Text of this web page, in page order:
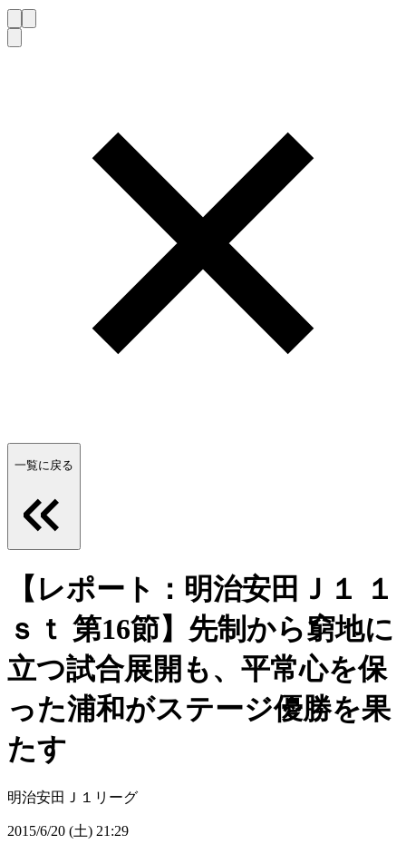
一覧に戻る
【レポート：明治安田Ｊ１ １
ｓｔ 第16節】先制から窮地に
立つ試合展開も、平常心を保
った浦和がステージ優勝を果
たす
明治安田Ｊ１リーグ
2015/6/20 (土) 21:29